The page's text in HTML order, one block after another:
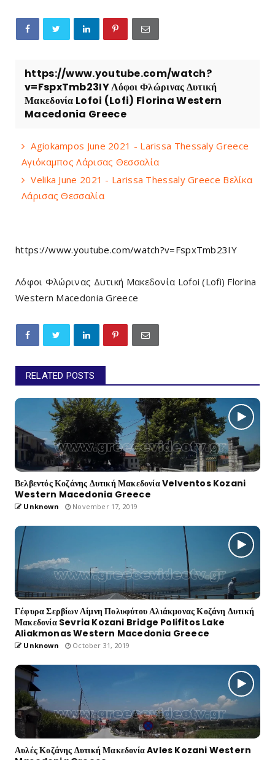
https://www.youtube.com/watch?
v=FspxTmb23IY Λόφοι Φλώρινας Δυτική
Μακεδονία Lofoi (Lofi) Florina Western
Macedonia Greece
Agiokampos June 2021 - Larissa Thessaly Greece
Αγιόκαμπος Λάρισας Θεσσαλία
Velika June 2021 - Larissa Thessaly Greece Βελίκα
Λάρισας Θεσσαλία
https://www.youtube.com/watch?v=FspxTmb23IY
Λόφοι Φλώρινας Δυτική Μακεδονία Lofoi (Lofi) Florina
Western Macedonia Greece
RELATED POSTS
Βελβεντός Κοζάνης Δυτική Μακεδονία Velventos Kozani
Western Macedonia Greece
Unknown November 17, 2019
Γέφυρα Σερβίων Λίμνη Πολυφύτου Αλιάκμονας Κοζάνη Δυτική
Μακεδονία Sevria Kozani Bridge Polifitos Lake
Aliakmonas Western Macedonia Greece
Unknown October 31, 2019
Αυλές Κοζάνης Δυτική Μακεδονία Avles Kozani Western